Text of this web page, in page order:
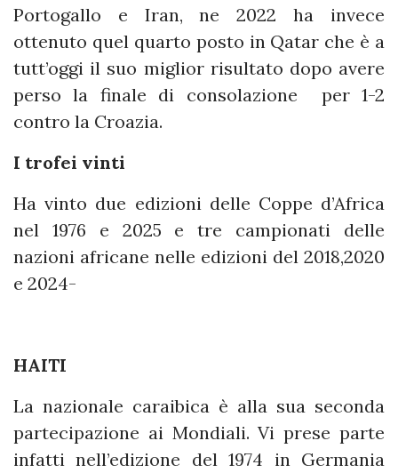
Portogallo e Iran, ne 2022 ha invece
ottenuto quel quarto posto in Qatar che è a
tutt’oggi il suo miglior risultato dopo avere
perso la finale di consolazione per 1-2
contro la Croazia.
I trofei vinti
Ha vinto due edizioni delle Coppe d’Africa
nel 1976 e 2025 e tre campionati delle
nazioni africane nelle edizioni del 2018,2020
e 2024-
HAITI
La nazionale caraibica è alla sua seconda
partecipazione ai Mondiali. Vi prese parte
infatti nell’edizione del 1974 in Germania